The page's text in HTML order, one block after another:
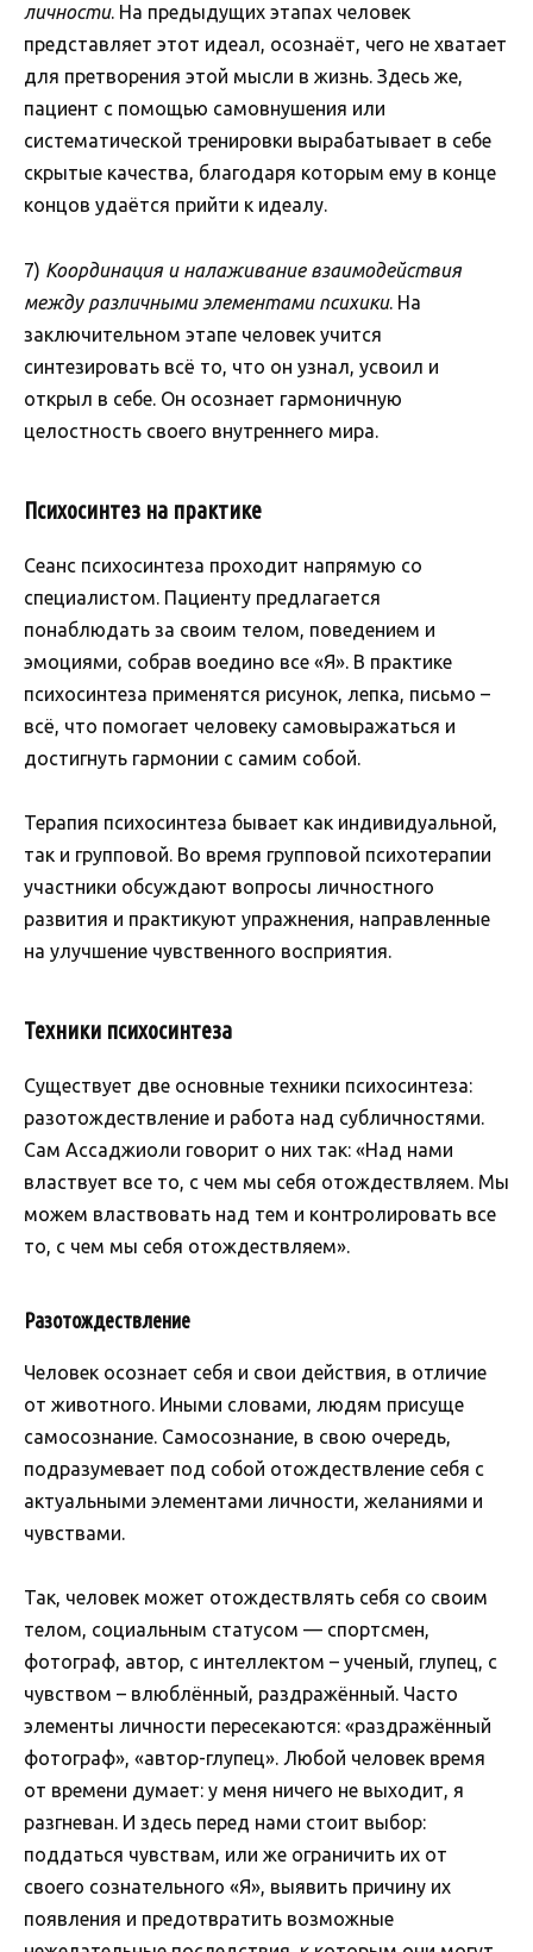
личности. На предыдущих этапах человек
представляет этот идеал, осознаёт, чего не хватает
для претворения этой мысли в жизнь. Здесь же,
пациент с помощью самовнушения или
систематической тренировки вырабатывает в себе
скрытые качества, благодаря которым ему в конце
концов удаётся прийти к идеалу.
7) Координация и налаживание взаимодействия
между различными элементами психики. На
заключительном этапе человек учится
синтезировать всё то, что он узнал, усвоил и
открыл в себе. Он осознает гармоничную
целостность своего внутреннего мира.
Психосинтез на практике
Сеанс психосинтеза проходит напрямую со
специалистом. Пациенту предлагается
понаблюдать за своим телом, поведением и
эмоциями, собрав воедино все «Я». В практике
психосинтеза применятся рисунок, лепка, письмо –
всё, что помогает человеку самовыражаться и
достигнуть гармонии с самим собой.
Терапия психосинтеза бывает как индивидуальной,
так и групповой. Во время групповой психотерапии
участники обсуждают вопросы личностного
развития и практикуют упражнения, направленные
на улучшение чувственного восприятия.
Техники психосинтеза
Существует две основные техники психосинтеза:
разотождествление и работа над субличностями.
Сам Ассаджиоли говорит о них так: «Над нами
властвует все то, с чем мы себя отождествляем. Мы
можем властвовать над тем и контролировать все
то, с чем мы себя отождествляем».
Разотождествление
Человек осознает себя и свои действия, в отличие
от животного. Иными словами, людям присуще
самосознание. Самосознание, в свою очередь,
подразумевает под собой отождествление себя с
актуальными элементами личности, желаниями и
чувствами.
Так, человек может отождествлять себя со своим
телом, социальным статусом — спортсмен,
фотограф, автор, с интеллектом – ученый, глупец, с
чувством – влюблённый, раздражённый. Часто
элементы личности пересекаются: «раздражённый
фотограф», «автор-глупец». Любой человек время
от времени думает: у меня ничего не выходит, я
разгневан. И здесь перед нами стоит выбор:
поддаться чувствам, или же ограничить их от
своего сознательного «Я», выявить причину их
появления и предотвратить возможные